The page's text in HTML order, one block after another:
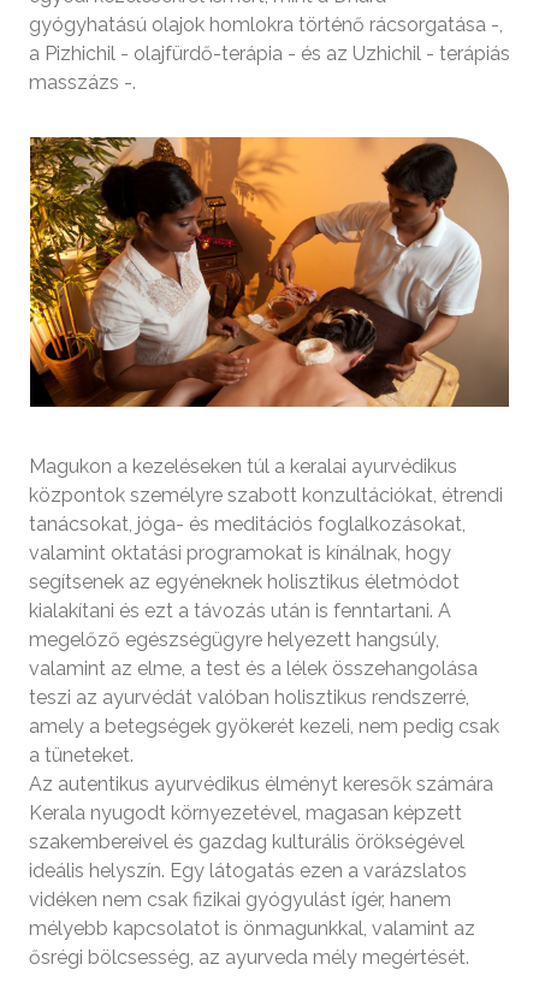
gyógyhatású olajok homlokra történő rácsorgatása -,
a Pizhichil - olajfürdő-terápia - és az Uzhichil - terápiás
masszázs -.
Magukon a kezeléseken túl a keralai ayurvédikus
központok személyre szabott konzultációkat, étrendi
tanácsokat, jóga- és meditációs foglalkozásokat,
valamint oktatási programokat is kínálnak, hogy
segítsenek az egyéneknek holisztikus életmódot
kialakítani és ezt a távozás után is fenntartani. A
megelőző egészségügyre helyezett hangsúly,
valamint az elme, a test és a lélek összehangolása
teszi az ayurvédát valóban holisztikus rendszerré,
amely a betegségek gyökerét kezeli, nem pedig csak
a tüneteket.
Az autentikus ayurvédikus élményt keresők számára
Kerala nyugodt környezetével, magasan képzett
szakembereivel és gazdag kulturális örökségével
ideális helyszín. Egy látogatás ezen a varázslatos
vidéken nem csak fizikai gyógyulást ígér, hanem
mélyebb kapcsolatot is önmagunkkal, valamint az
ősrégi bölcsesség, az ayurveda mély megértését.